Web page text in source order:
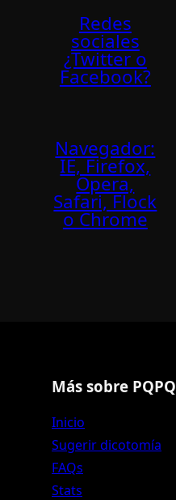
Redes
sociales
¿Twitter o
Facebook?
Navegador:
IE, Firefox,
Opera,
Safari, Flock
o Chrome
Más sobre PQPQ
Inicio
Sugerir dicotomía
FAQs
Stats